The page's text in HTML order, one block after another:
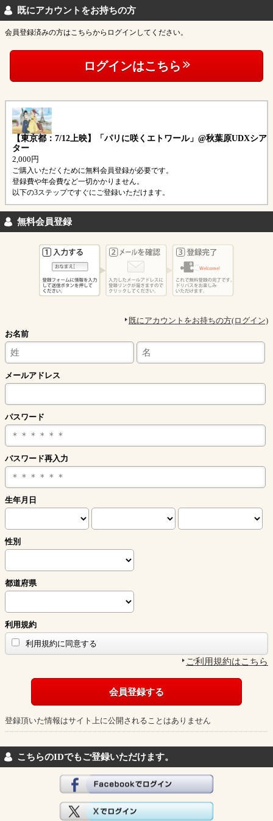
既にアカウントをお持ちの方
会員登録済みの方はこちらからログインしてください。
ログインはこちら
【東京都：7/12上映】「パリに咲くエトワール」@秋葉原UDXシア
ター
2,000円
ご購入いただくために無料会員登録が必要です。
登録費や年会費など一切かかりません。
以下の3ステップですぐにご登録いただけます。
無料会員登録
既にアカウントをお持ちの方(ログイン)
お名前
メールアドレス
パスワード
パスワード再入力
生年月日
性別
都道府県
利用規約
利用規約に同意する
ご利用規約はこちら
登録頂いた情報はサイト上に公開されることはありません
こちらのIDでもご登録いただけます。
Facebookでログイン